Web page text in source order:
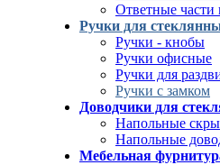
Ответные части
Ручки для
Ручки - кнобы
Ручки офисные
Ручки для
Ручки с замком
Доводчики для
Напольные
Напольные
Мебельная